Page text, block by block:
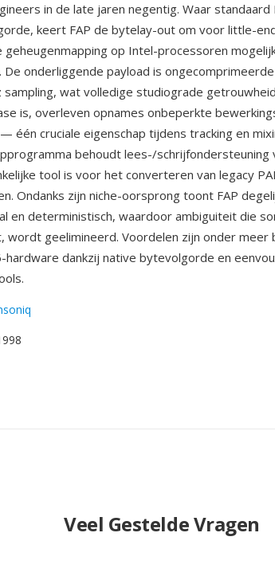
in de late jaren negentig. Waar standaard
keert FAP de bytelay-out om voor little-
op Intel-processoren
onderliggende payload is
wat volledige studiograde
is, overleven opnames onbeperkte
één cruciale eigenschap tijdens tracking en
behoudt lees-/schrijfondersteuning
tool is voor het converteren van legacy
Ondanks zijn niche-oorsprong toont FAP
en deterministisch, waardoor ambiguiteit die
wordt geelimineerd. Voordelen zijn onder
hardware dankzij native bytevolgorde en
Veel Gestelde Vragen